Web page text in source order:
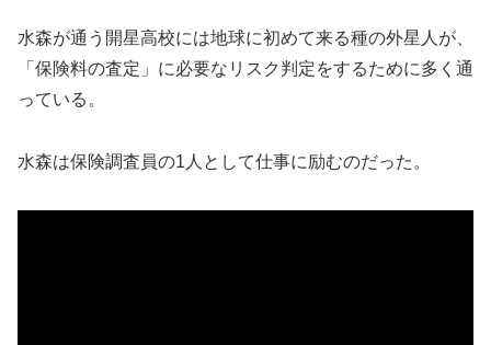
水森が通う開星高校には地球に初めて来る種の外星人が、
「保険料の査定」に必要なリスク判定をするために多く通
っている。
水森は保険調査員の1人として仕事に励むのだった。